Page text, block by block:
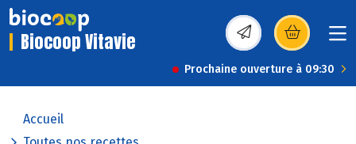
Biocoop Vitavie (s’ouvre dans une
Prochaine ouverture à 09:30
Accueil